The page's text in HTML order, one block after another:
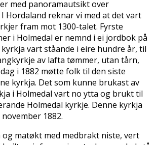
med panoramautsikt over
Hordaland reknar vi med at det vart
fram mot 1300-talet. Fyrste
i Holmedal er nemnd i ei jordbok på
vart ståande i fleire hundre år, til
av lafta tømmer, utan tårn,
i 1882 møtte folk til den siste
kyrkja. Det som kunne brukast av
i Holmedal vart no flytta og brukt til
Holmedal kyrkje. Denne kyrkja
1882.
matøkt med medbrakt niste, vert